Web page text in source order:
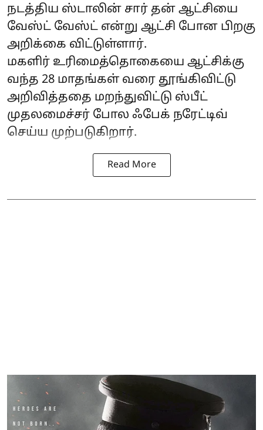
நடத்திய ஸ்டாலின் சார் தன் ஆட்சியை
வேஸ்ட் வேஸ்ட் என்று ஆட்சி போன பிறகு
அறிக்கை விட்டுள்ளார்.
மகளிர் உரிமைத்தொகையை ஆட்சிக்கு
வந்த 28 மாதங்கள் வரை தூங்கிவிட்டு
அறிவித்ததை மறந்துவிட்டு ஸ்பீட்
முதலமைச்சர் போல ஃபேக் நரேட்டிவ்
செய்ய முற்படுகிறார்.
Read More